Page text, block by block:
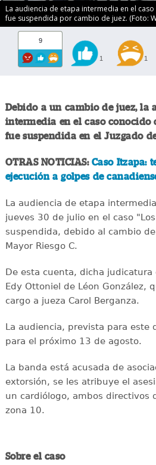
La audiencia de etapa intermedia en el
fue suspendida por cambio de juez. (Foto:
9
1 1
Debido a un cambio de juez, la
intermedia en el caso conocido
fue suspendida en el Juzgado
OTRAS NOTICIAS: Caso Itzapa:
ejecución a golpes de
La audiencia de etapa
jueves 30 de julio en el caso
suspendida, debido al cambio
Mayor Riesgo C.
De esta cuenta, dicha
Edy Ottoniel de Léon González,
cargo a jueza Carol Berganza.
La audiencia, prevista para este
para el próximo 13 de agosto.
La banda está acusada de
extorsión, se les atribuye el
un cardiólogo, ambos directivos
zona 10.
Sobre el caso